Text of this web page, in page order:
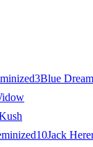
3Blue Dream
10Jack